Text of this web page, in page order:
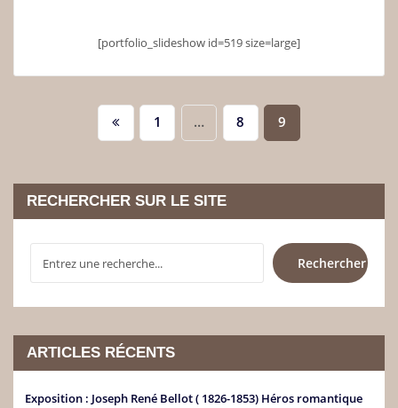
[portfolio_slideshow id=519 size=large]
Pagination
publications
1 … 8 9
RECHERCHER SUR LE SITE
RECHERCHER
Rechercher
ARTICLES RÉCENTS
Exposition : Joseph René Bellot ( 1826-1853) Héros romantique